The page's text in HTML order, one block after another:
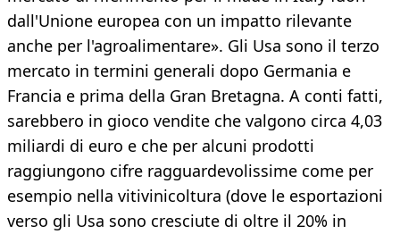
dall'Unione europea con un impatto rilevante
anche per l'agroalimentare». Gli Usa sono il terzo
mercato in termini generali dopo Germania e
Francia e prima della Gran Bretagna. A conti fatti,
sarebbero in gioco vendite che valgono circa 4,03
miliardi di euro e che per alcuni prodotti
raggiungono cifre ragguardevolissime come per
esempio nella vitivinicoltura (dove le esportazioni
verso gli Usa sono cresciute di oltre il 20% in